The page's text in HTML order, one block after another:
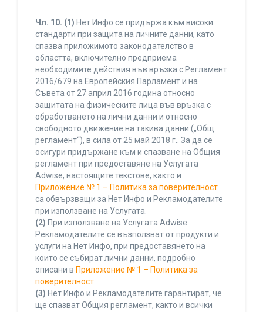
Чл. 10. (1) Нет Инфо се придържа към високи
стандарти при защита на личните данни, като
спазва приложимото законодателство в
областта, включително предприема
необходимите действия във връзка с Регламент
2016/679 на Европейския Парламент и на
Съвета от 27 април 2016 година относно
защитата на физическите лица във връзка с
обработването на лични данни и относно
свободното движение на такива данни („Общ
регламент“), в сила от 25 май 2018 г.. За да се
осигури придържане към и спазване на Общия
регламент при предоставяне на Услугата
Adwise, настоящите текстове, както и
Приложение № 1 – Политика за поверителност
са обвързващи за Нет Инфо и Рекламодателите
при използване на Услугата.
(2) При използване на Услугата Adwise
Рекламодателите се възползват от продукти и
услуги на Нет Инфо, при предоставянето на
които се събират лични данни, подробно
описани в Приложение № 1 – Политика за
поверителност.
(3) Нет Инфо и Рекламодателите гарантират, че
ще спазват Общия регламент, както и всички